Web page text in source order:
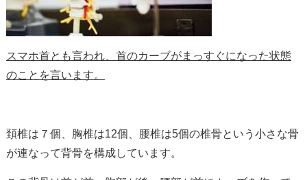
スマホ首とも言われ、首のカーブがまっすぐになった状態
のことを言います。
頚椎は７個、胸椎は12個、腰椎は5個の椎骨という小さな骨
が連なって背骨を構成しています。